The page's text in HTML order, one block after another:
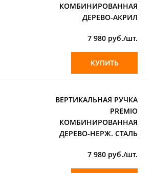
КОМБИНИРОВАННАЯ
ДЕРЕВО-АКРИЛ
7 980 руб./шт.
КУПИТЬ
ВЕРТИКАЛЬНАЯ РУЧКА
PREMIO
КОМБИНИРОВАННАЯ
ДЕРЕВО-НЕРЖ. СТАЛЬ
7 980 руб./шт.